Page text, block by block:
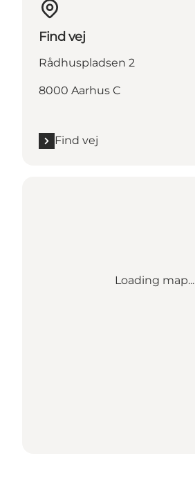
Find vej
Rådhuspladsen 2
8000 Aarhus C
Find vej
Loading map...